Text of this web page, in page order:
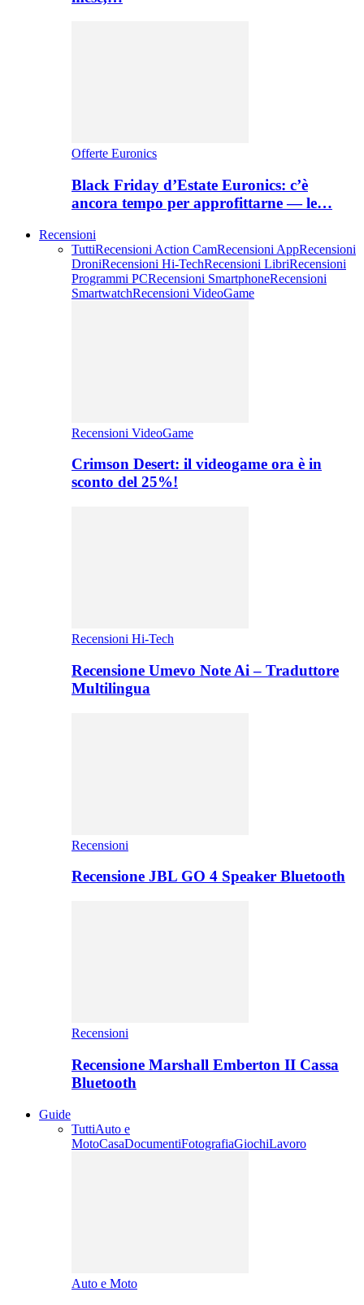
Offerte Euronics
Black Friday d’Estate Euronics: c’è
ancora tempo per approfittarne — le…
Recensioni
TuttiRecensioni Action CamRecensioni AppRecensioni
DroniRecensioni Hi-TechRecensioni LibriRecensioni
Programmi PCRecensioni SmartphoneRecensioni
SmartwatchRecensioni VideoGame
Recensioni VideoGame
Crimson Desert: il videogame ora è in
sconto del 25%!
Recensioni Hi-Tech
Recensione Umevo Note Ai – Traduttore
Multilingua
Recensioni
Recensione JBL GO 4 Speaker Bluetooth
Recensioni
Recensione Marshall Emberton II Cassa
Bluetooth
Guide
TuttiAuto e
MotoCasaDocumentiFotografiaGiochiLavoro
Auto e Moto